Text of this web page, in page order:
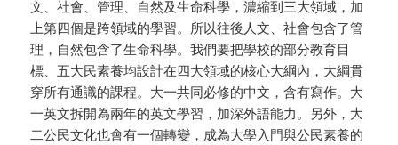
文、社會、管理、自然及生命科學，濃縮到三大領域，加
上第四個是跨領域的學習。所以往後人文、社會包含了管
理，自然包含了生命科學。我們要把學校的部分教育目
標、五大民素養均設計在四大領域的核心大綱內，大綱貫
穿所有通識的課程。大一共同必修的中文，含有寫作。大
一英文拆開為兩年的英文學習，加深外語能力。另外，大
二公民文化也會有一個轉變，成為大學入門與公民素養的